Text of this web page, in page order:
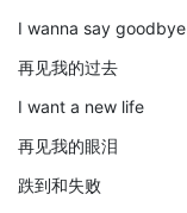
I wanna say goodbye
再见我的过去
I want a new life
再见我的眼泪
跌到和失败